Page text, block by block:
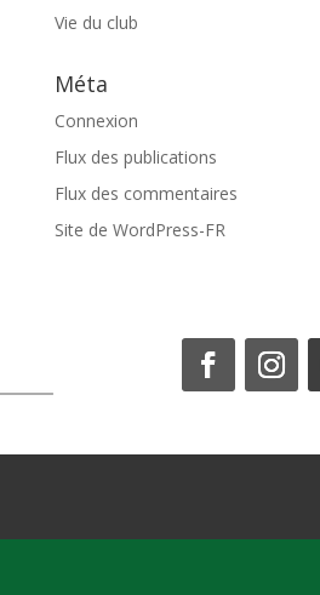
Vie du club
Méta
Connexion
Flux des publications
Flux des commentaires
Site de WordPress-FR